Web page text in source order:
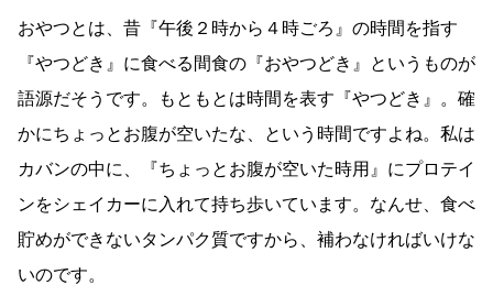
おやつとは、昔『午後２時から４時ごろ』の時間を指す
『やつどき』に食べる間食の『おやつどき』というものが
語源だそうです。もともとは時間を表す『やつどき』。確
かにちょっとお腹が空いたな、という時間ですよね。私は
カバンの中に、『ちょっとお腹が空いた時用』にプロテイ
ンをシェイカーに入れて持ち歩いています。なんせ、食べ
貯めができないタンパク質ですから、補わなければいけな
いのです。